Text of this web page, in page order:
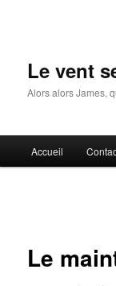
Le vent
Alors alors James,
principal
Accueil
Le